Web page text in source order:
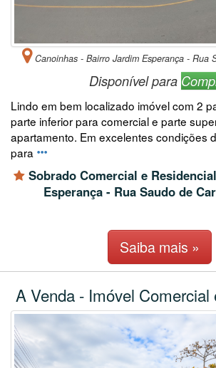
Canoinhas - Bairro Jardim Esperança - Rua
Disponível para
Lindo em bem localizado imóvel com 2
parte inferior para comercial e parte
apartamento. Em excelentes condições
para
Sobrado Comercial e
Esperança - Rua Saudo de
Saiba mais »
A Venda - Imóvel Comercial